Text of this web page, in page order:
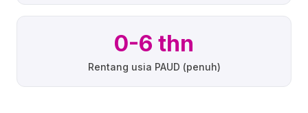
0-6 thn
Rentang usia PAUD (penuh)